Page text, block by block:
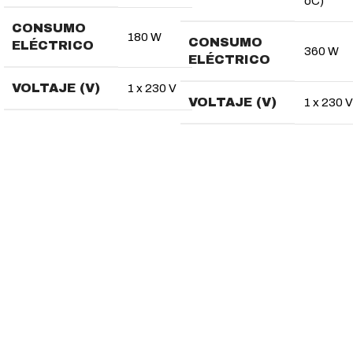
CONSUMO
ELÉCTRICO
180 W
VOLTAJE (V) 1 x 230 V
CONSUMO
ELÉCTRICO
360 W
VOLTAJE (V) 1 x 230 V